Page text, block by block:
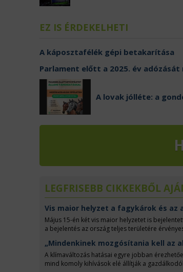
EZ IS ÉRDEKELHETI
A káposztafélék gépi betakarítása
Parlament előtt a 2025. év
A lovak jólléte: a
LEGFRISEBB CIKKEKBŐL
Vis maior helyzet a fagykárok és az
Május 15-én két vis maior helyzetet is
a bejelentés az ország teljes területére
két hete, a vetőgépek az ország nagy részén
csatolhatók a vis maior bejelentéshez, és
„Mindenkinek mozgósítania kell az
A klímaváltozás hatásai egyre jobban
mind komoly kihívások elé állítják a